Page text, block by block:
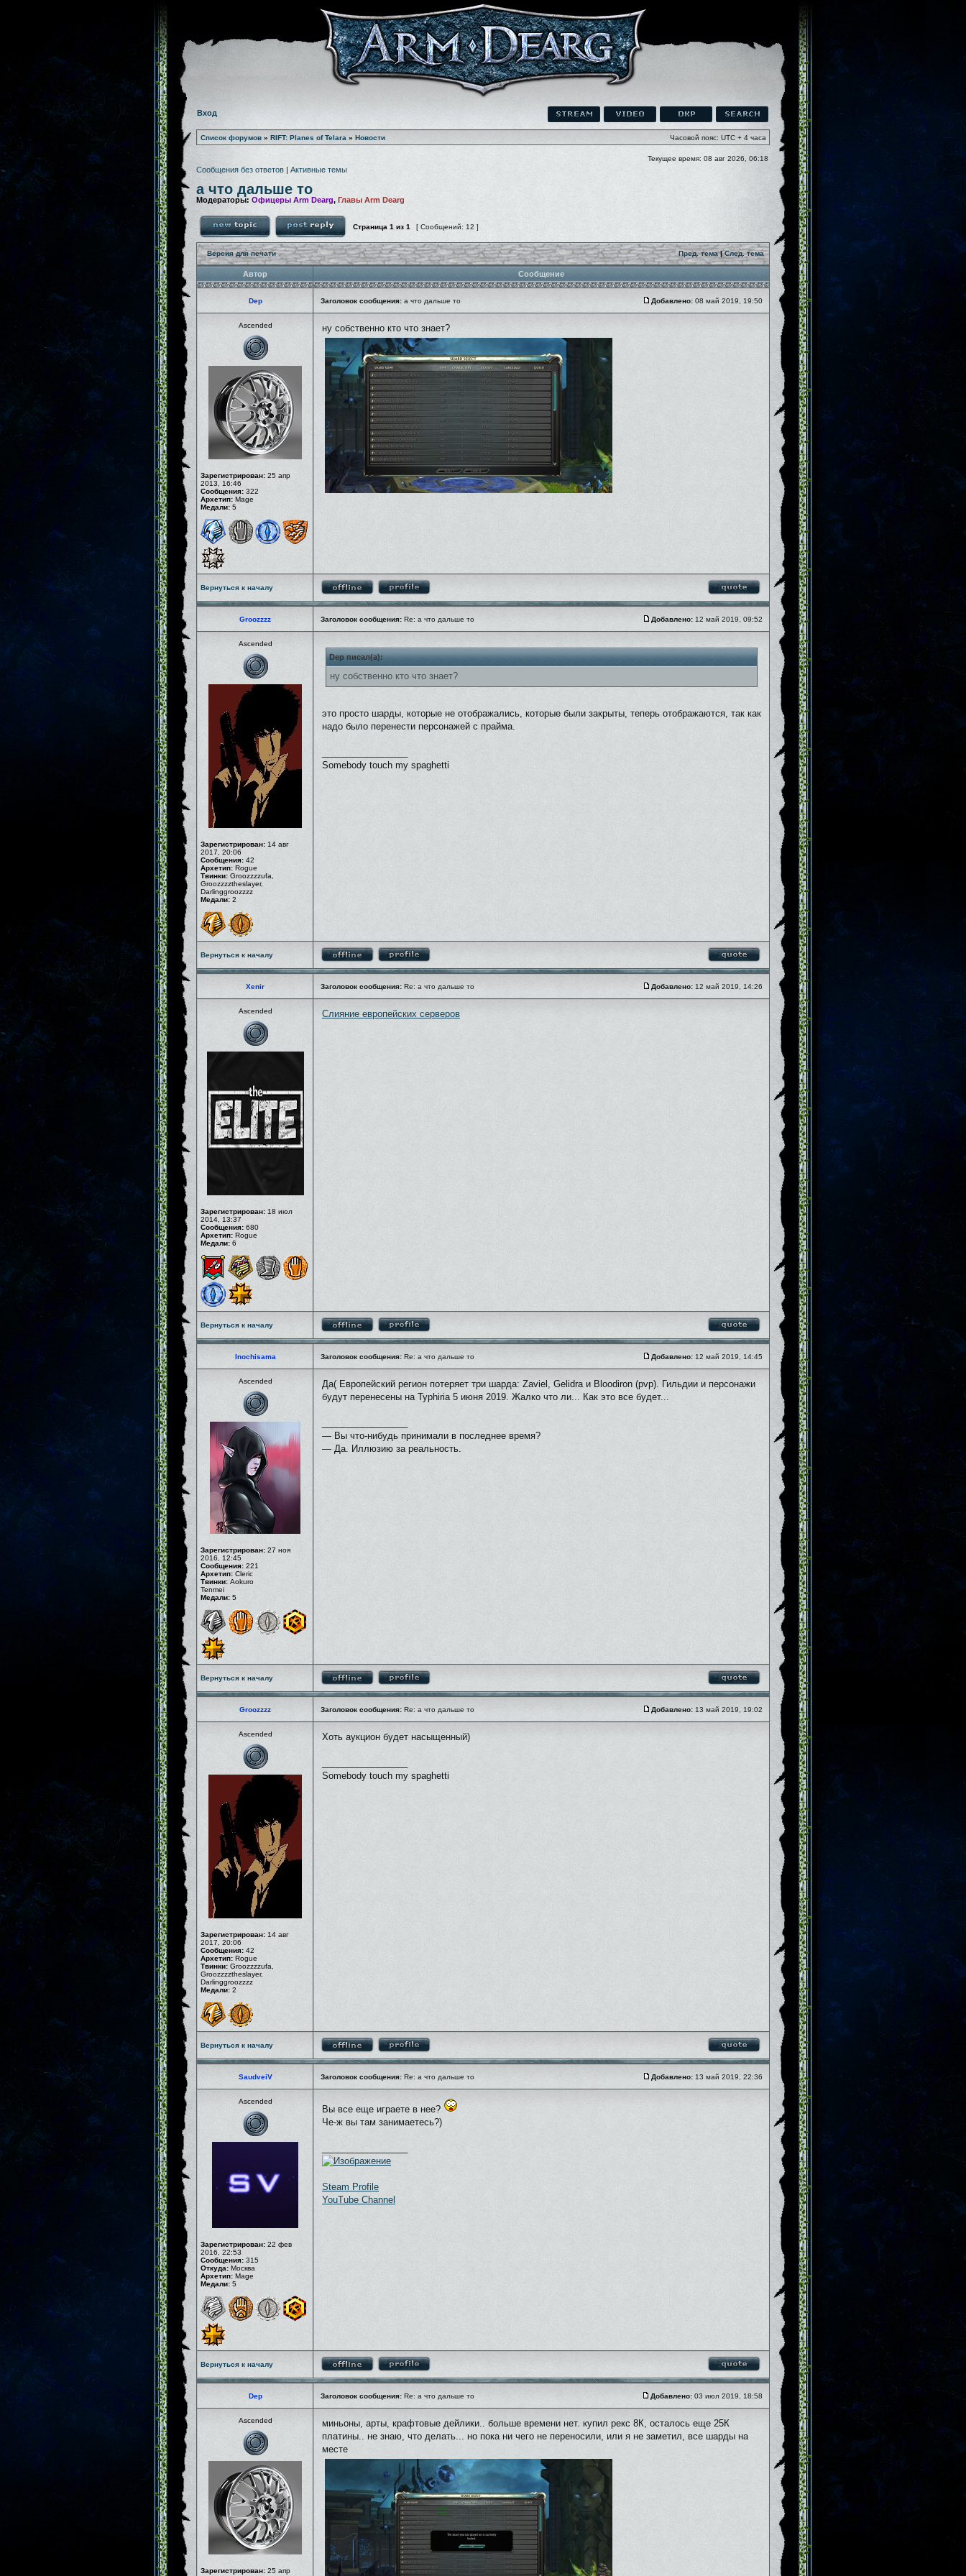
Вход
Список форумов » RIFT: Planes of Telara » Новости Часовой пояс: UTC + 4 часа
Текущее время: 08 авг 2026, 06:18
Сообщения без ответов | Активные темы
а что дальше то
Модераторы: Офицеры Arm Dearg, Главы Arm Dearg
Страница 1 из 1 [ Сообщений: 12 ]
Версия для печати Пред. тема|След. тема
Автор Сообщение
Dep Заголовок сообщения: а что дальше то Добавлено: 08 май 2019, 19:50
Ascended
Зарегистрирован: 25 апр
2013, 16:46
Сообщения: 322
Архетип: Mage
Медали: 5
ну собственно кто что знает?
Вернуться к началу
Groozzzz Заголовок сообщения: Re: а что дальше то Добавлено: 12 май 2019, 09:52
Ascended
Зарегистрирован: 14 авг
2017, 20:06
Сообщения: 42
Архетип: Rogue
Твинки: Groozzzzufa,
Groozzzztheslayer,
Darlinggroozzzz
Медали: 2
Dep писал(а):
ну собственно кто что знает?
это просто шарды, которые не отображались, которые были закрыты, теперь отображаются, так как
надо было перенести персонажей с прайма.
Somebody touch my spaghetti
Вернуться к началу
Xenir Заголовок сообщения: Re: а что дальше то Добавлено: 12 май 2019, 14:26
Ascended
Зарегистрирован: 18 июл
2014, 13:37
Сообщения: 680
Архетип: Rogue
Медали: 6
Слияние европейских серверов
Вернуться к началу
Inochisama Заголовок сообщения: Re: а что дальше то Добавлено: 12 май 2019, 14:45
Ascended
Зарегистрирован: 27 ноя
2016, 12:45
Сообщения: 221
Архетип: Cleric
Твинки: Aokuro
Tenmei
Медали: 5
Да( Европейский регион потеряет три шарда: Zaviel, Gelidra и Bloodiron (pvp). Гильдии и персонажи
будут перенесены на Typhiria 5 июня 2019. Жалко что ли... Как это все будет...
— Вы что-нибудь принимали в последнее время?
— Да. Иллюзию за реальность.
Вернуться к началу
Groozzzz Заголовок сообщения: Re: а что дальше то Добавлено: 13 май 2019, 19:02
Ascended
Зарегистрирован: 14 авг
2017, 20:06
Сообщения: 42
Архетип: Rogue
Твинки: Groozzzzufa,
Groozzzztheslayer,
Darlinggroozzzz
Медали: 2
Хоть аукцион будет насыщенный)
Somebody touch my spaghetti
Вернуться к началу
SaudveiV Заголовок сообщения: Re: а что дальше то Добавлено: 13 май 2019, 22:36
Ascended
Зарегистрирован: 22 фев
2016, 22:53
Сообщения: 315
Откуда: Москва
Архетип: Mage
Медали: 5
Вы все еще играете в нее?
Че-ж вы там занимаетесь?)
Steam Profile
YouTube Channel
Вернуться к началу
Dep Заголовок сообщения: Re: а что дальше то Добавлено: 03 июл 2019, 18:58
Ascended
Зарегистрирован: 25 апр
миньоны, арты, крафтовые дейлики.. больше времени нет. купил рекс 8К, осталось еще 25К
платины.. не знаю, что делать... но пока ни чего не переносили, или я не заметил, все шарды на
месте